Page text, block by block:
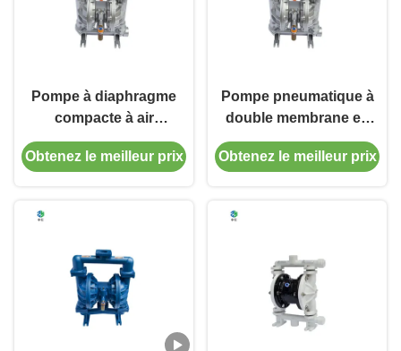
Pompe à diaphragme
compacte à air
comprimé pour acide et
éthanol, température
d'acide et d'éthanol
Obtenez le meilleur prix
Pompe pneumatique à
double membrane en
acier inoxydable de 2
pouces, pression
de fluide industriel
Obtenez le meilleur prix